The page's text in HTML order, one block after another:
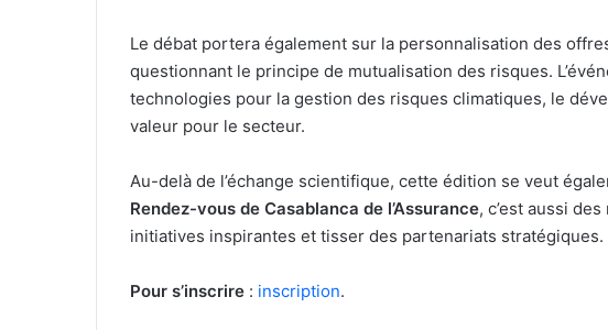
Le débat portera également sur la personnalisation des
questionnant le principe de mutualisation des risques.
technologies pour la gestion des risques climatiques, le
valeur pour le secteur.
Au-delà de l’échange scientifique, cette édition se veut
Rendez-vous de Casablanca de l’Assurance, c’est aussi
initiatives inspirantes et tisser des partenariats stratégiques.
Pour s’inscrire : inscription.